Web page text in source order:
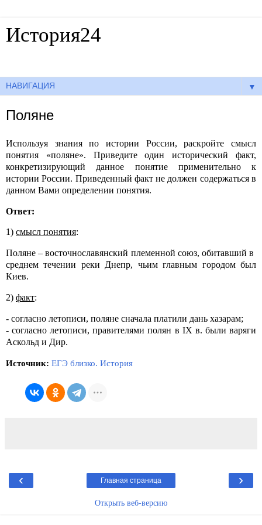
История24
▼
Поляне
Используя знания по истории России, раскройте смысл
понятия «поляне». Приведите один исторический факт,
конкретизирующий данное понятие применительно к
истории России. Приведенный факт не должен содержаться в
данном Вами определении понятия.
Ответ:
1) смысл понятия:
Поляне – восточнославянский племенной союз, обитавший в
среднем течении реки Днепр, чьим главным городом был
Киев.
2) факт:
- согласно летописи, поляне сначала платили дань хазарам;
- согласно летописи, правителями полян в IX в. были варяги
Аскольд и Дир.
Источник: ЕГЭ близко. История
‹ ›
Главная страница
Открыть веб-версию